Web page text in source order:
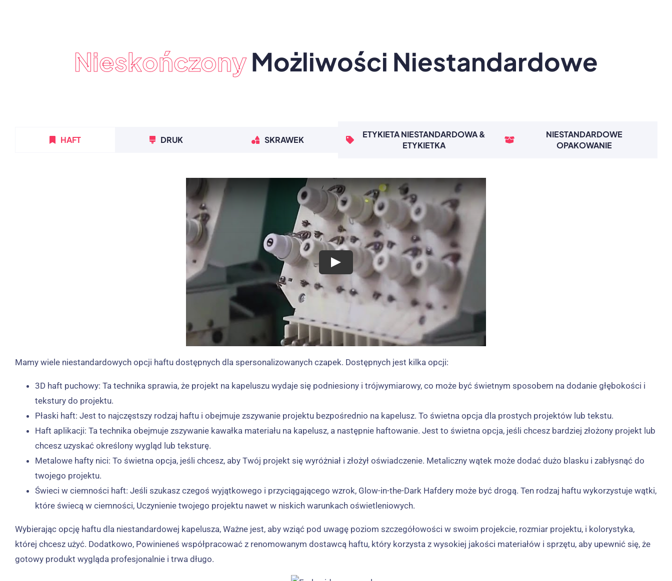
NieskończonyMożliwości Niestandardowe
HAFT DRUK SKRAWEK
ETYKIETA NIESTANDARDOWA &
ETYKIETKA
NIESTANDARDOWE
OPAKOWANIE
Mamy wiele niestandardowych opcji haftu dostępnych dla spersonalizowanych czapek. Dostępnych jest kilka opcji:
3D haft puchowy: Ta technika sprawia, że ​​projekt na kapeluszu wydaje się podniesiony i trójwymiarowy, co może być świetnym sposobem na dodanie głębokości i
tekstury do projektu.
Płaski haft: Jest to najczęstszy rodzaj haftu i obejmuje zszywanie projektu bezpośrednio na kapelusz. To świetna opcja dla prostych projektów lub tekstu.
Haft aplikacji: Ta technika obejmuje zszywanie kawałka materiału na kapelusz, a następnie haftowanie. Jest to świetna opcja, jeśli chcesz bardziej złożony projekt lub
chcesz uzyskać określony wygląd lub teksturę.
Metalowe hafty nici: To świetna opcja, jeśli chcesz, aby Twój projekt się wyróżniał i złożył oświadczenie. Metaliczny wątek może dodać dużo blasku i zabłysnąć do
twojego projektu.
Świeci w ciemności haft: Jeśli szukasz czegoś wyjątkowego i przyciągającego wzrok, Glow-in-the-Dark Hafdery może być drogą. Ten rodzaj haftu wykorzystuje wątki,
które świecą w ciemności, Uczynienie twojego projektu nawet w niskich warunkach oświetleniowych.
Wybierając opcję haftu dla niestandardowej kapelusza, Ważne jest, aby wziąć pod uwagę poziom szczegółowości w swoim projekcie, rozmiar projektu, i kolorystyka,
której chcesz użyć. Dodatkowo, Powinieneś współpracować z renomowanym dostawcą haftu, który korzysta z wysokiej jakości materiałów i sprzętu, aby upewnić się, że
gotowy produkt wygląda profesjonalnie i trwa długo.